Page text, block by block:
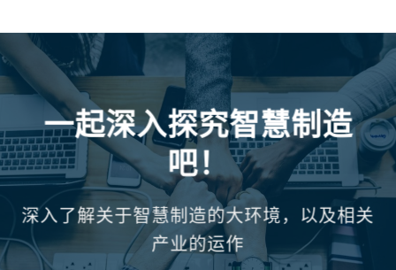
一起深入探究智慧制造
吧！
深入了解关于智慧制造的大环境，以及相关
产业的运作